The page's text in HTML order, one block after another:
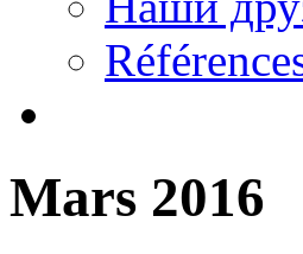
Mars 2016